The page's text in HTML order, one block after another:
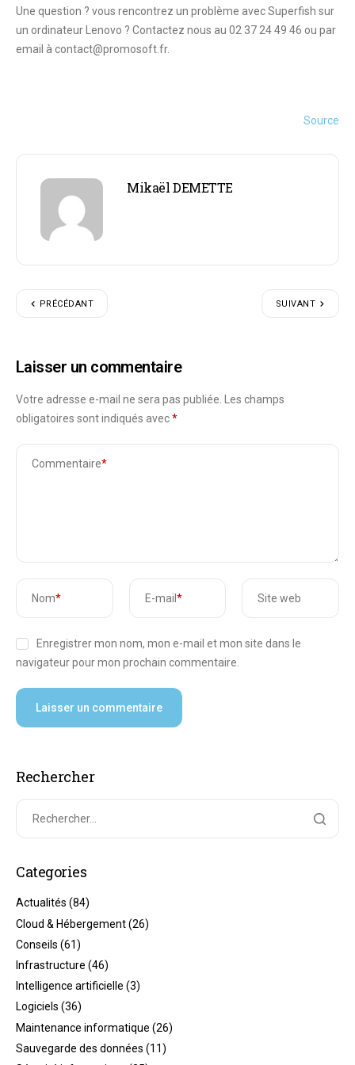
Une question ? vous rencontrez un problème avec Superfish sur
un ordinateur Lenovo ? Contactez nous au 02 37 24 49 46 ou par
email à contact@promosoft.fr.
Source
Mikaël DEMETTE
PRÉCÉDANT SUIVANT
Laisser un commentaire
Votre adresse e-mail ne sera pas publiée. Les champs
obligatoires sont indiqués avec*
Commentaire*
Nom* E-mail * Site web
Enregistrer mon nom, mon e-mail et mon site dans le
navigateur pour mon prochain commentaire.
Rechercher
Categories
Actualités (84)
Cloud & Hébergement(26)
Conseils (61)
Infrastructure (46)
Intelligence artificielle (3)
Logiciels (36)
Maintenance informatique (26)
Sauvegarde des données (11)